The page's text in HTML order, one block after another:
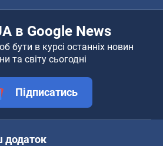
в Google News
бути в курсі останніх новин
та світу сьогодні
Підписатись
додаток